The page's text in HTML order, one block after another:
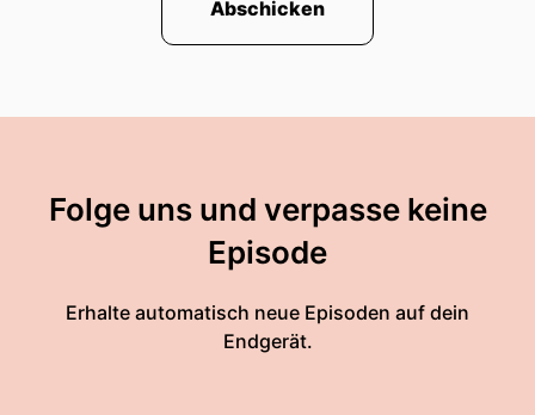
Abschicken
Folge uns und verpasse keine
Episode
Erhalte automatisch neue Episoden auf dein
Endgerät.